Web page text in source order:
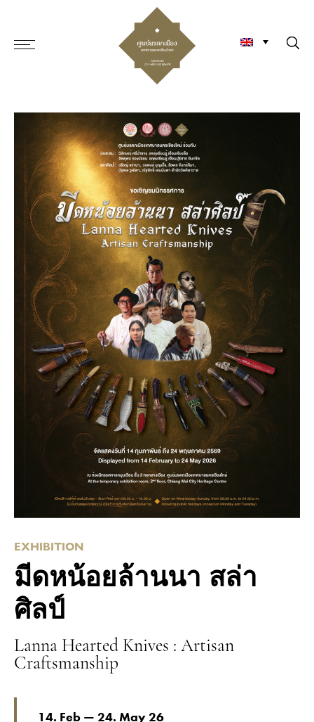
EXHIBITION
มีดหน้อยล้านนา สล่า
ศิลป์
Lanna Hearted Knives : Artisan
Craftsmanship
14. Feb — 24. May 26